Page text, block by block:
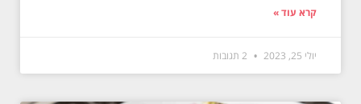
קרא עוד »
יולי 25, 2023